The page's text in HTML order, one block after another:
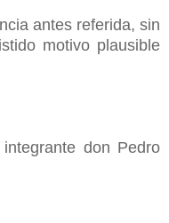
antes referida, sin
motivo plausible
don Pedro